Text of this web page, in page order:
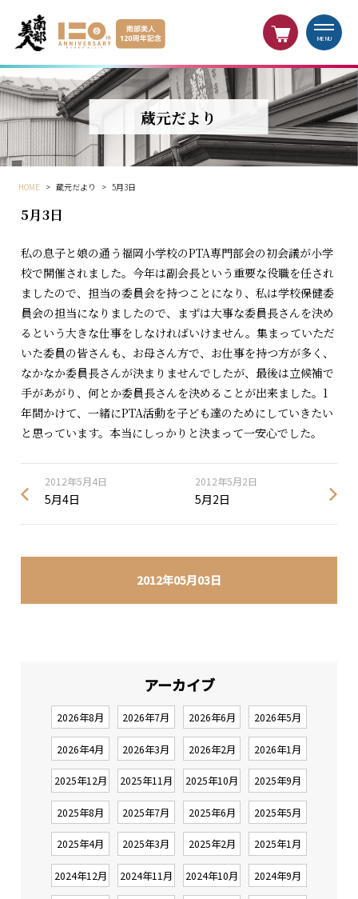
MENU
蔵元だより
HOME > 蔵元だより > 5月3日
2012年05月03日
5月3日
私の息子と娘の通う福岡小学校のPTA専門部会の初会議が小学
校で開催されました。今年は副会長という重要な役職を任され
ましたので、担当の委員会を持つことになり、私は学校保健委
員会の担当になりましたので、まずは大事な委員長さんを決め
るという大きな仕事をしなければいけません。集まっていただ
いた委員の皆さんも、お母さん方で、お仕事を持つ方が多く、
なかなか委員長さんが決まりませんでしたが、最後は立候補で
手があがり、何とか委員長さんを決めることが出来ました。1
年間かけて、一緒にPTA活動を子ども達のためにしていきたい
と思っています。本当にしっかりと決まって一安心でした。
2012年5月4日
5月4日
2012年5月2日
5月2日
アーカイブ
2026年8月 2026年7月 2026年6月 2026年5月
2026年4月 2026年3月 2026年2月 2026年1月
2025年12月 2025年11月 2025年10月 2025年9月
2025年8月 2025年7月 2025年6月 2025年5月
2025年4月 2025年3月 2025年2月 2025年1月
2024年12月 2024年11月 2024年10月 2024年9月